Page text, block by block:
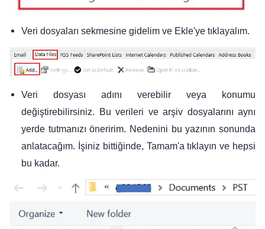
Veri dosyaları sekmesine gidelim ve Ekle'ye tıklayalım.
Veri dosyası adını verebilir veya konumu
değiştirebilirsiniz. Bu verileri ve arşiv dosyalarını aynı
yerde tutmanızı öneririm. Nedenini bu yazının sonunda
anlatacağım. İşiniz bittiğinde, Tamam'a tıklayın ve hepsi
bu kadar.